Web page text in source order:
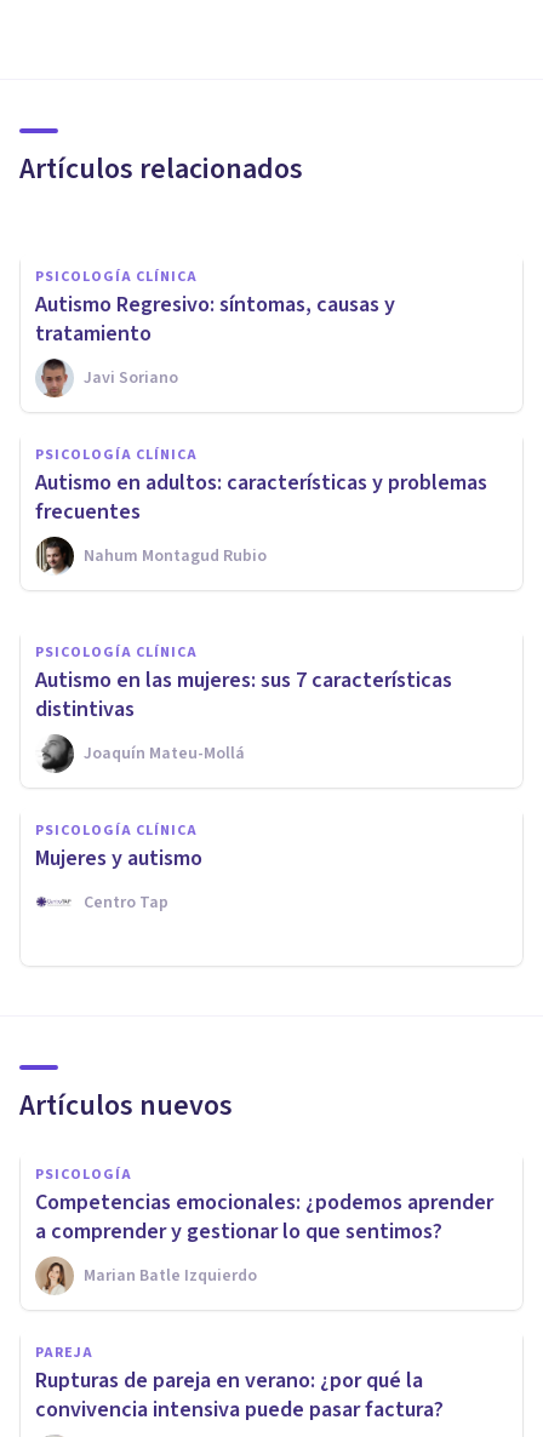
Artículos relacionados
existen?
PSICOLOGÍA CLÍNICA
Autismo Regresivo: síntomas, causas y
tratamiento
Javi Soriano
PSICOLOGÍA CLÍNICA
Autismo en adultos: características y problemas
frecuentes
Nahum Montagud Rubio
Autismo: 12 aspectos que no
conocías sobre este trastorno
Xavier Molina
PSICOLOGÍA CLÍNICA
Autismo en las mujeres: sus 7 características
distintivas
Joaquín Mateu-Mollá
PSICOLOGÍA CLÍNICA
Mujeres y autismo
Centro Tap
Artículos nuevos
PSICOLOGÍA
Competencias emocionales: ¿podemos aprender
a comprender y gestionar lo que sentimos?
Marian Batle Izquierdo
PAREJA
Rupturas de pareja en verano: ¿por qué la
convivencia intensiva puede pasar factura?